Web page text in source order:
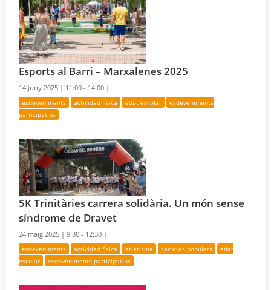
Esports al Barri – Marxalenes 2025
14 juny 2025 | 11:00 - 14:00 |
esdeveniments actividad física edat escolar
esdeveniments
participatius
5K Trinitàries carrera solidària. Un món sense
síndrome de Dravet
24 maig 2025 |9:30 - 12:30 |
esdeveniments actividad física atletisme carreres populars
edat
escolar
esdeveniments participatius